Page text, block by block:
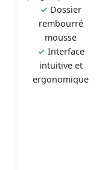
✓ Dossier
rembourré
mousse
✓ Interface
intuitive et
ergonomique